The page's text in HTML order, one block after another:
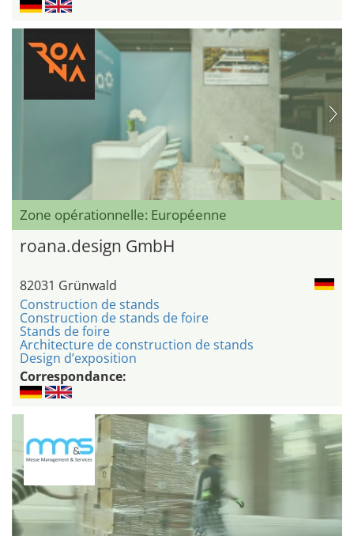
Zone opérationnelle: Européenne
roana.design GmbH
82031 Grünwald
Construction de stands
Construction de stands de foire
Stands de foire
Architecture de construction de stands
Design d’exposition
Correspondance: